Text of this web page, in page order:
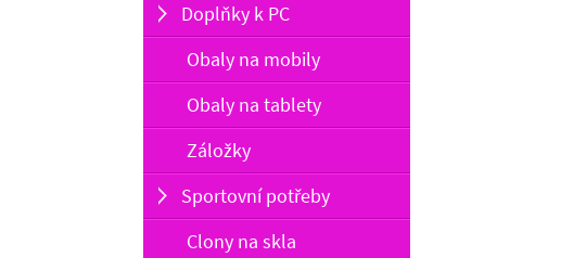
Doplňky k PC
Obaly na mobily
Obaly na tablety
Záložky
Sportovní potřeby
Clony na skla